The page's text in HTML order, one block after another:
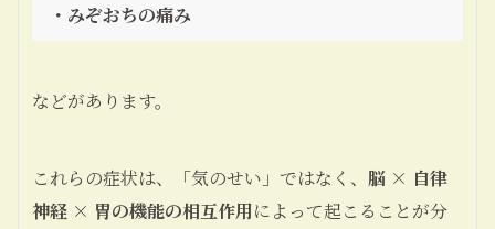
・みぞおちの痛み
などがあります。
これらの症状は、「気のせい」ではなく、 脳 × 自律
神経 × 胃の機能の相互作用によって起こることが分